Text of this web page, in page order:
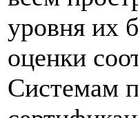
уровня их
оценки
Системам